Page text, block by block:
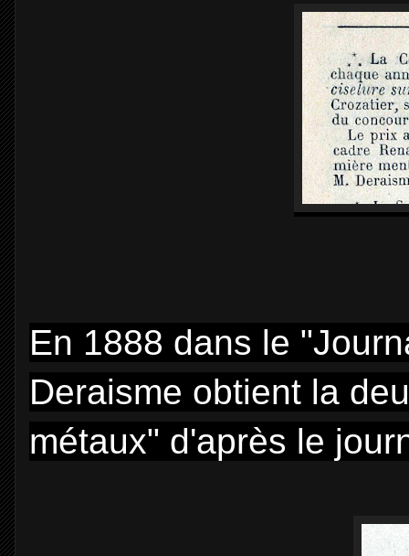
En 1888 dans le
Deraisme obtient la
métaux" d'après le